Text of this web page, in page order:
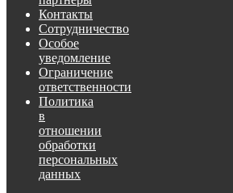
Контакты
Сотрудничество
Особое
уведомление
Ограничение
ответственности
Политика
в
отношении
обработки
персональных
данных